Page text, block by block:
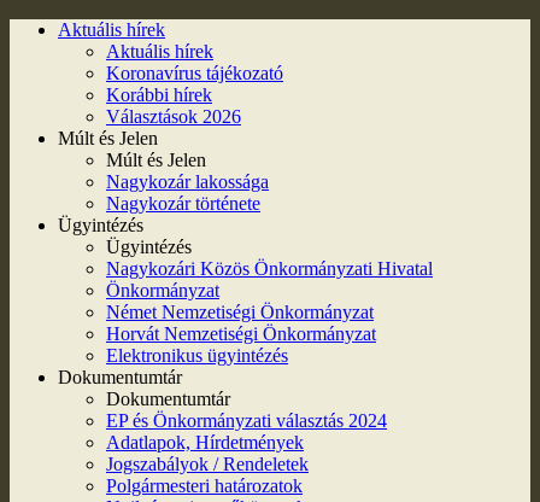
Aktuális hírek
Aktuális hírek
Koronavírus tájékozató
Korábbi hírek
Választások 2026
Múlt és Jelen
Múlt és Jelen
Nagykozár lakossága
Nagykozár története
Ügyintézés
Ügyintézés
Nagykozári Közös Önkormányzati Hivatal
Önkormányzat
Német Nemzetiségi Önkormányzat
Horvát Nemzetiségi Önkormányzat
Elektronikus ügyintézés
Dokumentumtár
Dokumentumtár
EP és Önkormányzati választás 2024
Adatlapok, Hírdetmények
Jogszabályok / Rendeletek
Polgármesteri határozatok